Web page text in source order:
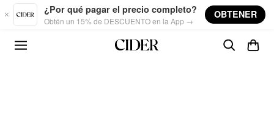
Skip to main content
¿Por qué pagar el precio completo?
Obtén un 15% de DESCUENTO en la App →
OBTENER